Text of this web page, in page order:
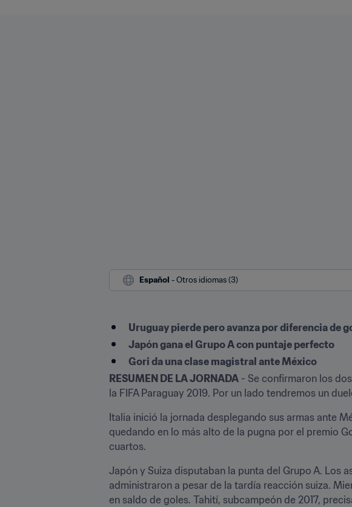
Español - Otros idiomas (3)
Uruguay pierde pero avanza por diferencia de
Japón gana el Grupo A con puntaje perfecto
Gori da una clase magistral ante México
RESUMEN DE LA JORNADA - Se confirmaron los
la FIFA Paraguay 2019. Por un lado tendremos un
Italia inició la jornada desplegando sus armas ante
quedando en lo más alto de la pugna por el premio
cuartos.
Japón y Suiza disputaban la punta del Grupo A. Los
administraron a pesar de la tardía reacción suiza.
en saldo de goles. Tahití, subcampeón de 2017,